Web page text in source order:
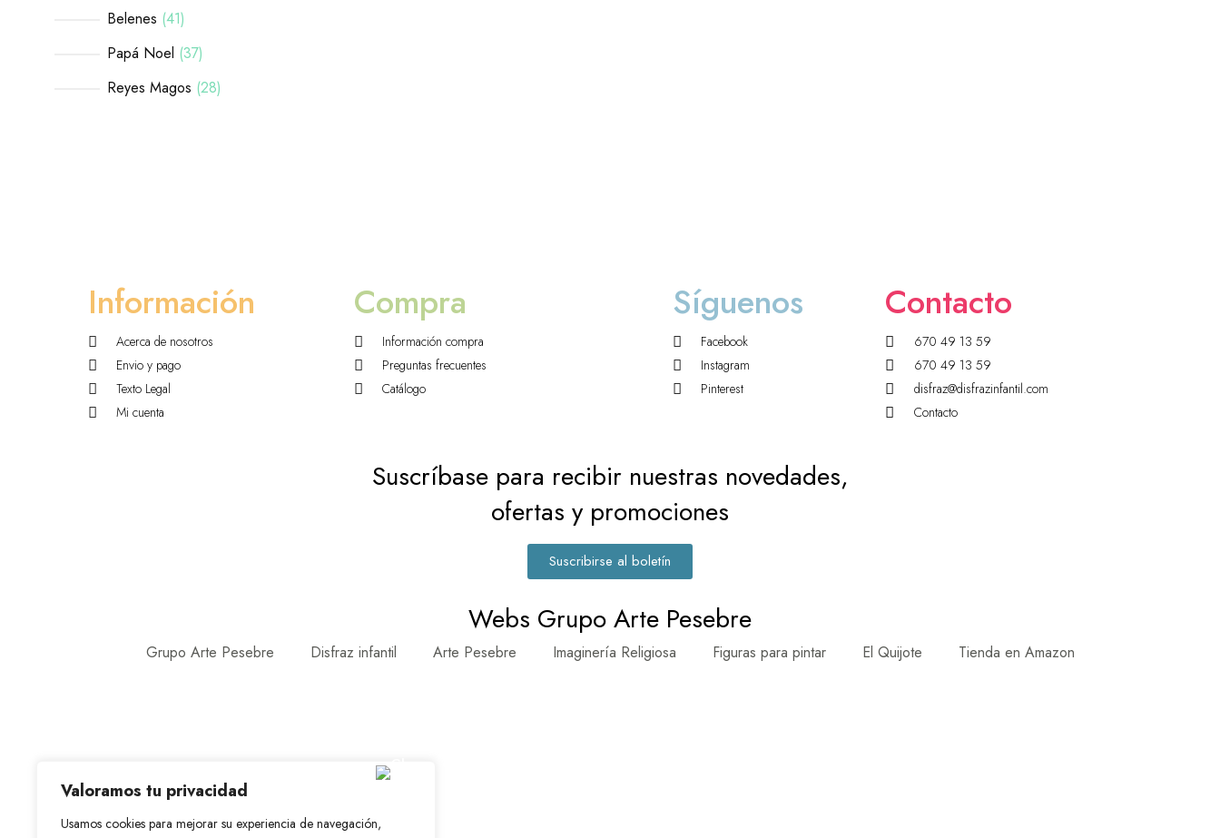
Valoramos tu privacidad
Usamos cookies para mejorar su experiencia de navegación,
Belenes 41
Papá Noel 37
Reyes Magos 28
Información
Acerca de nosotros
Envio y pago
Texto Legal
Mi cuenta
Compra
Información compra
Preguntas frecuentes
Catálogo
Síguenos
Facebook
Instagram
Pinterest
Contacto
670 49 13 59
670 49 13 59
disfraz@disfrazinfantil.com
Contacto
Suscríbase para recibir nuestras novedades,
ofertas y promociones
Suscribirse al boletín
Webs Grupo Arte Pesebre
Grupo Arte Pesebre Disfraz infantil Arte Pesebre Imaginería Religiosa Figuras para pintar El Quijote Tienda en Amazon